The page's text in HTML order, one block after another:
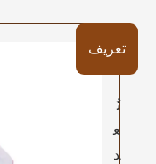
تعريف
تُ
ع
د